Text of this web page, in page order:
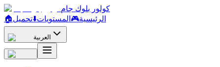
كولور بلوك جام
🏠
الرئيسية🎮 المستويات⬇️تحميل
العربية